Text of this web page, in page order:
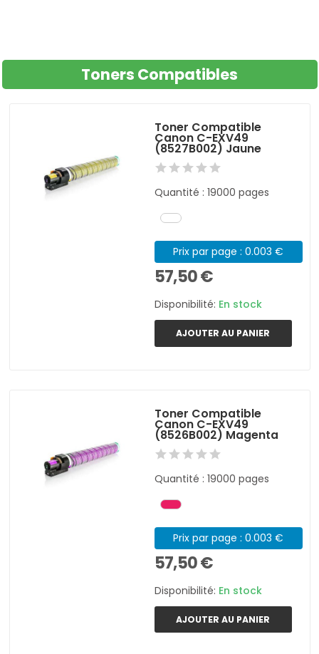
Toners Compatibles
Toner Compatible
Canon C-EXV49
(8527B002) Jaune
Quantité : 19000 pages
Prix par page : 0.003 €
57,50 €
Disponibilité: En stock
AJOUTER AU PANIER
Toner Compatible
Canon C-EXV49
(8526B002) Magenta
Quantité : 19000 pages
Prix par page : 0.003 €
57,50 €
Disponibilité: En stock
AJOUTER AU PANIER